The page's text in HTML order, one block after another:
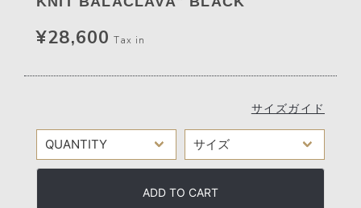
¥28,600 Tax in
サイズガイド
ADD TO CART